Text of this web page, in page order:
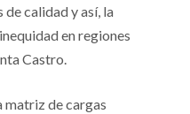
calidad y así, la
en regiones
Castro.
matriz de cargas